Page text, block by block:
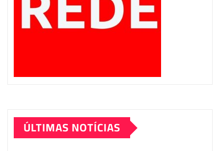
ÚLTIMAS NOTÍCIAS